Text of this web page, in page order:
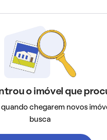
o imóvel que
quando chegarem novos
busca